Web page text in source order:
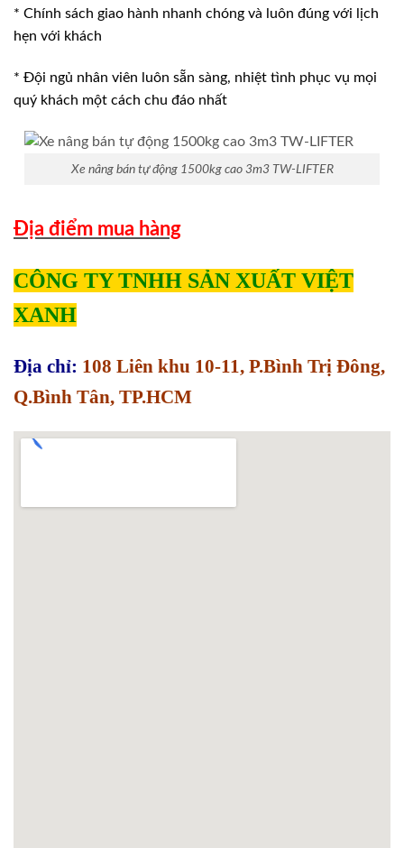
* Chính sách giao hành nhanh chóng và luôn đúng với lịch
hẹn với khách
* Đội ngủ nhân viên luôn sẵn sàng, nhiệt tình phục vụ mọi
quý khách một cách chu đáo nhất
Xe nâng bán tự động 1500kg cao 3m3 TW-LIFTER
Địa điểm mua hàng
CÔNG TY TNHH SẢN XUẤT VIỆT
XANH
Địa chỉ: 108 Liên khu 10-11, P.Bình Trị Đông,
Q.Bình Tân, TP.HCM